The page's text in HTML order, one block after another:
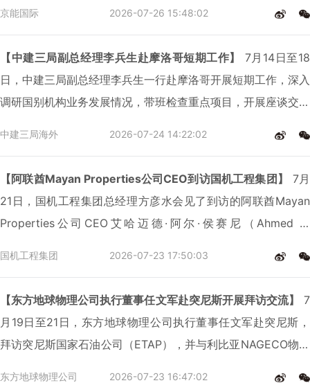
京能国际 2026-07-26 15:48:02
【中建三局副总经理李兵生赴摩洛哥短期工作】
7月14日至18
日，中建三局副总经理李兵生一行赴摩洛哥开展短期工作，深入
调研国别机构业务发展情况，带班检查重点项目，开展座谈交流
中建三局海外 2026-07-24 14:22:02
【阿联酋Mayan Properties公司CEO到访国机工程集团】
7月
21日，国机工程集团总经理方彦水会见了到访的阿联酋Mayan
Properties公司CEO艾哈迈德·阿尔·侯赛尼（Ahmed Al
国机工程集团 2026-07-23 17:50:03
【东方地球物理公司执行董事任文军赴突尼斯开展拜访交流】
7
月19日至21日，东方地球物理公司执行董事任文军赴突尼斯，
拜访突尼斯国家石油公司（ETAP），并与利比亚NAGECO物探
东方地球物理公司 2026-07-23 16:47:02